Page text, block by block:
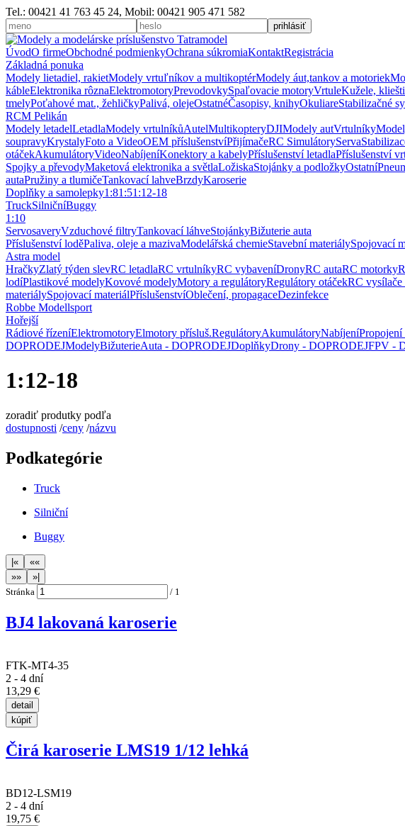
Tel.: 00421 41 763 45 24, Mobil: 00421 905 471 582
ÚvodO firmeObchodné podmienkyOchrana súkromiaKontaktRegistrácia
Základná ponuka
Modely lietadiel, rakietModely vrtuľníkov a multikoptérModely áut,tankov a motoriek
kábleElektronika rôznaElektromotoryPrevodovkySpaľovacie motoryVrtuleKužele,
tmelyPoťahové mat., žehličkyPalivá, olejeOstatnéČasopisy, knihyOkuliareStabilizačné
RCM Pelikán
Modely letadelLetadlaModely vrtulníkůAutelMultikopteryDJIModely autVrtulníky
soupravyKrystalyFoto a VideoOEM příslušenstvíPřijímačeRC SimulátoryServa
otáčekAkumulátoryVideoNabíjeníKonektory a kabelyPříslušenství letadlaPříslušenství
Spojky a převodyMaketová elektronika a světlaLožiskaStojánky a podložkyOstatní
autaPružiny a tlumičeTankovací lahveBrzdyKaroserie
Doplňky a samolepky1:81:51:12-18
TruckSilničníBuggy
1:10
ServosaveryVzduchové filtryTankovací láhveStojánkyBižuterie auta
Příslušenství loděPaliva, oleje a mazivaModelářská chemieStavební materiálySpojovací
Astra model
HračkyZlatý týden slevRC letadlaRC vrtulníkyRC vybaveníDronyRC autaRC motorky
lodíPlastikové modelyKovové modelyMotory a regulátoryRegulátory otáčekRC vysílače
materiálySpojovací materiálPříslušenstvíOblečení, propagaceDezinfekce
Robbe Modellsport
Hořejší
Rádiové řízeníElektromotoryElmotory přísluš.RegulátoryAkumulátoryNabíjeníPropojení
DOPRODEJModelyBižuterieAuta - DOPRODEJDoplňkyDrony - DOPRODEJFPV -
1:12-18
zoradiť produtky podľa
dostupnosti /ceny /názvu
Podkategórie
Truck
Silniční
Buggy
Stránka / 1
BJ4 lakovaná karoserie
FTK-MT4-35
2 - 4 dní
13,29 €
Čirá karoserie LMS19 1/12 lehká
BD12-LSM19
2 - 4 dní
19,75 €